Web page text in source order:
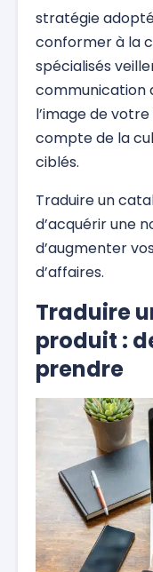
stratégie
conformer à la
spécialisés
communication
l’image de
compte de la
ciblés.
Traduire un
d’acquérir une
d’augmenter
d’affaires.
Traduire
produit :
prendre